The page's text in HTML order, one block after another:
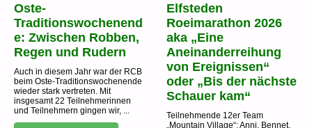
Oste-
Traditionswochenend
e: Zwischen Robben,
Regen und Rudern
Auch in diesem Jahr war der RCB
beim Oste-Traditionswochenende
wieder stark vertreten. Mit
insgesamt 22 Teilnehmerinnen
und Teilnehmern gingen wir, ...
Elfsteden
Roeimarathon 2026
aka „Eine
Aneinanderreihung
von Ereignissen“
oder „Bis der nächste
Schauer kam“
Teilnehmende 12er Team
„Mountain Village“: Anni, Bennet,